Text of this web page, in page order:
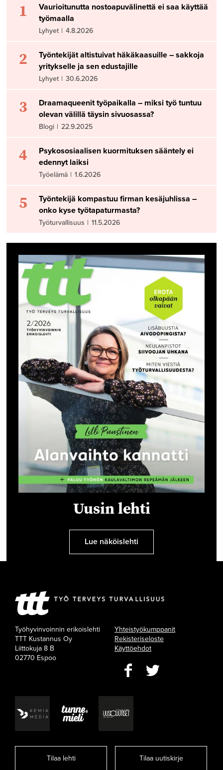
1
Vaurioitunutta nostoapuvälinettä ei saa käyttää
työmaalla
Lyhyet | 4.8.2026
2
Työntekijät altistuivat häkäkaasuille – sakkoja
yritykselle ja sen edustajille
Lyhyet | 30.6.2026
3
Draamaqueenit työpaikalla – miksi työ tuntuu
olevan välillä täysin sivuosassa?
Blogi | 22.9.2025
4
Psykososiaalisen kuormituksen sääntely ei
edennyt laiksi
Työelämä | 1.6.2026
5
Työntekijä kompastuu firman kesäjuhlissa –
onko kyse työtapaturmasta?
Työturvallisuus | 11.5.2026
Uusin lehti
Lue näköislehti
Työhyvinvoinnin erikoislehti
TTT Kustannus Oy
Liittokuja 8 B
02770 Espoo
Yhteistyökumppanit
Rekisteriseloste
Käyttöehdot
Tilaa lehti Tilaa uutiskirje